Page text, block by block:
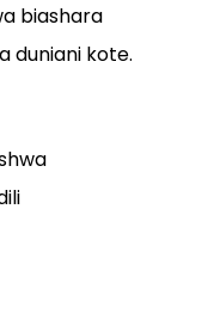
biashara
duniani kote.